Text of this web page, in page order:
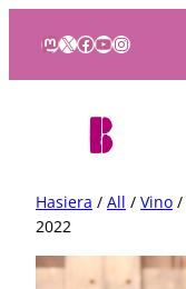
Mastodon
X Facebook
YouTube
Instagram
Hasiera / All / Vino /
2022